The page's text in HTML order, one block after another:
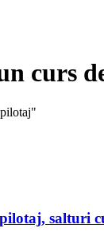
curs
salturi